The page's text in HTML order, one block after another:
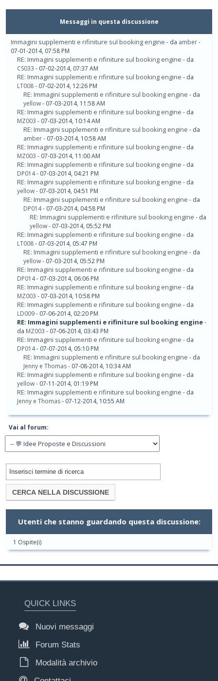
Messaggi in questa discussione
Immagini supplementi e rifiniture sul booking engine - da amber-
07-01-2014, 07:58 PM
RE: Immagini supplementi e rifiniture sul booking engine - da
CS033 - 07-02-2014, 07:37 AM
RE: Immagini supplementi e rifiniture sul booking engine - da
LT008- 07-02-2014, 12:26 PM
RE: Immagini supplementi e rifiniture sul booking engine - da
yellow- 07-03-2014, 11:58 AM
RE: Immagini supplementi e rifiniture sul booking engine - da
MZ003 - 07-03-2014, 10:14 AM
RE: Immagini supplementi e rifiniture sul booking engine - da
amber- 07-03-2014, 10:58 AM
RE: Immagini supplementi e rifiniture sul booking engine - da
MZ003 - 07-03-2014, 11:00 AM
RE: Immagini supplementi e rifiniture sul booking engine - da
DP014- 07-03-2014, 04:21 PM
RE: Immagini supplementi e rifiniture sul booking engine - da
yellow- 07-03-2014, 04:51 PM
RE: Immagini supplementi e rifiniture sul booking engine - da
DP014- 07-03-2014, 04:58 PM
RE: Immagini supplementi e rifiniture sul booking engine - da
yellow- 07-03-2014, 05:52 PM
RE: Immagini supplementi e rifiniture sul booking engine - da
LT008- 07-03-2014, 05:47 PM
RE: Immagini supplementi e rifiniture sul booking engine - da
yellow- 07-03-2014, 05:52 PM
RE: Immagini supplementi e rifiniture sul booking engine - da
DP014- 07-03-2014, 06:06 PM
RE: Immagini supplementi e rifiniture sul booking engine - da
MZ003 - 07-03-2014, 10:58 PM
RE: Immagini supplementi e rifiniture sul booking engine - da
LD009- 07-06-2014, 02:20 PM
RE: Immagini supplementi e rifiniture sul booking engine-
da MZ003 - 07-06-2014, 03:43 PM
RE: Immagini supplementi e rifiniture sul booking engine - da
DP014- 07-07-2014, 05:10 PM
RE: Immagini supplementi e rifiniture sul booking engine - da
Jenny e Thomas- 07-08-2014, 10:34 AM
RE: Immagini supplementi e rifiniture sul booking engine - da
yellow- 07-11-2014, 01:19 PM
RE: Immagini supplementi e rifiniture sul booking engine - da
Jenny e Thomas- 07-12-2014, 10:55 AM
Vai al forum:
Utenti che stanno guardando questa discussione:
1 Ospite(i)
QUICK LINKS
Nuovi messaggi
Forum Stats
Modalità archivio